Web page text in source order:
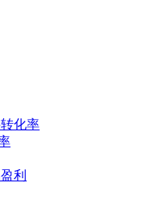
化率
利